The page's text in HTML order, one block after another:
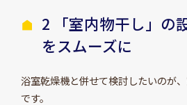
2 「室内物干し」の
をスムーズに
浴室乾燥機と併せて検討したいのが
です。